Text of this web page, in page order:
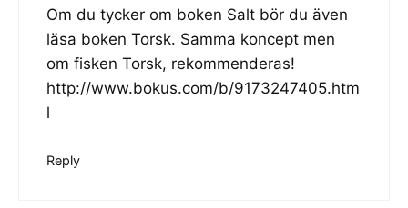
Om du tycker om boken Salt bör du även
läsa boken Torsk. Samma koncept men
om fisken Torsk, rekommenderas!
http://www.bokus.com/b/9173247405.htm
l
Reply